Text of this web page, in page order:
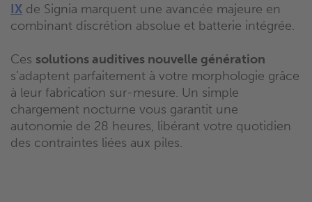
IX de Signia marquent une avancée majeure en
combinant discrétion absolue et batterie intégrée.
Ces solutions auditives nouvelle génération
s’adaptent parfaitement à votre morphologie grâce
à leur fabrication sur-mesure. Un simple
chargement nocturne vous garantit une
autonomie de 28 heures, libérant votre quotidien
des contraintes liées aux piles.